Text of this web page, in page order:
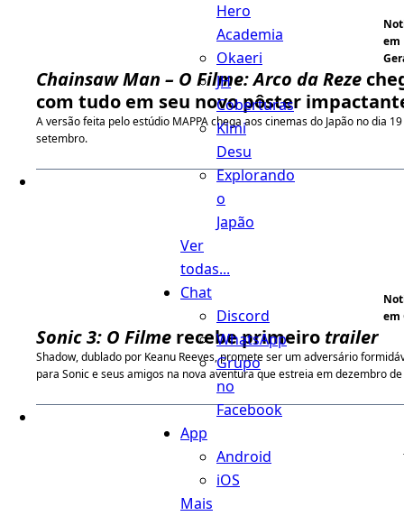
Hero
Academia
Okaeri
JH
Coberturas
Kimi
Desu
Explorando
o
Japão
Ver
todas...
Chat
Discord
WhatsApp
Grupo
no
Facebook
App
Android
iOS
Mais
em
Chainsaw Man – O Filme: Arco da Reze
com tudo em seu novo pôster
A versão feita pelo estúdio MAPPA chega aos cinemas do Japão no dia
setembro.
em
Sonic 3: O Filme recebe primeiro trailer
Shadow, dublado por Keanu Reeves, promete ser um adversário
para Sonic e seus amigos na nova aventura que estreia em dezembro